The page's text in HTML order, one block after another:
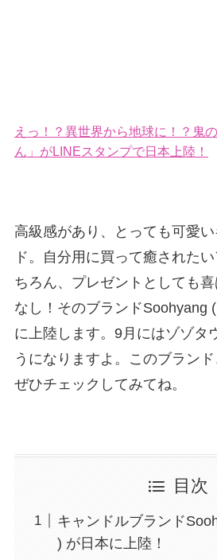
えっ！？異世界から地球に！？鬼
ん」がLINEスタンプで日本上陸！
高級感があり、とっても可愛
ド。自分用に買って癒された
ちろん、プレゼントとしても
なし！そのブランドSoohyang
に上陸します。9月にはゾゾタ
うになりますよ。このブラン
ぜひチェックしてみてね。
目次
キャンドルブランド
) が日本に上陸！